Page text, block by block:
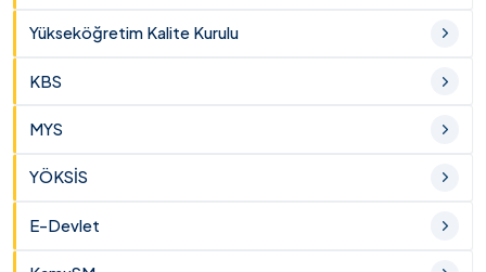
Yükseköğretim Kalite Kurulu
KBS
MYS
YÖKSİS
E-Devlet